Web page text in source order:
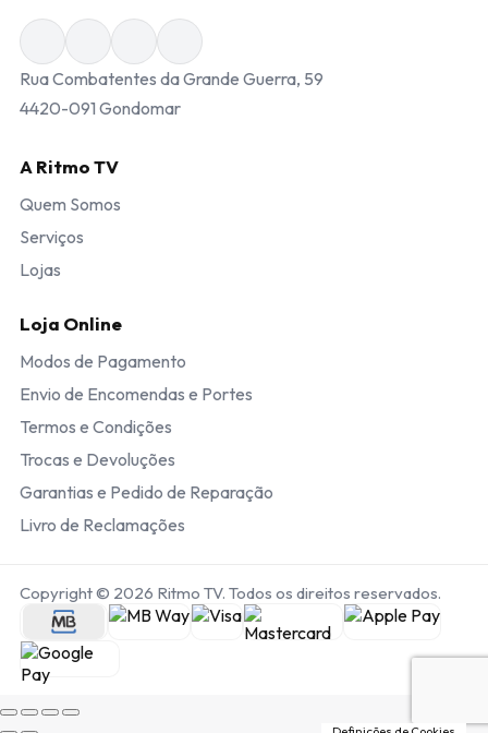
Rua Combatentes da Grande Guerra, 59
4420-091 Gondomar
A Ritmo TV
Quem Somos
Serviços
Lojas
Loja Online
Modos de Pagamento
Envio de Encomendas e Portes
Termos e Condições
Trocas e Devoluções
Garantias e Pedido de Reparação
Livro de Reclamações
Copyright © 2026 Ritmo TV. Todos os direitos reservados.